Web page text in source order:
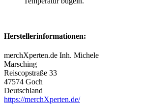
Herstellerinformationen:
merchXperten.de Inh. Michele
Marsching
Reiscopstraße 33
47574 Goch
Deutschland
https://merchXperten.de/